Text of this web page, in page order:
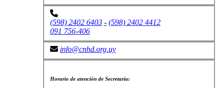
(598) 2402 6403 - (598) 2402 4412
091 756-406
info@cnhd.org.uy
Horario de atención de Secretaría: